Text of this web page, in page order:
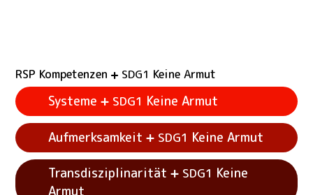
RSP Kompetenzen SDG1 Keine Armut
Systeme SDG1 Keine Armut
Siehe BeispielaktivitätenSysteme SDG1
Aufmerksamkeit SDG1 Keine Armut
Transdisziplinarität SDG1 Keine
Armut